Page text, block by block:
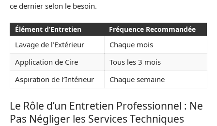
ce dernier selon le besoin.
Élément d’Entretien Fréquence Recommandée
Lavage de l’Extérieur
Chaque mois
Application de Cire
Tous les 3 mois
Aspiration de l’Intérieur
Chaque semaine
Le Rôle d’un Entretien Professionnel : Ne
Pas Négliger les Services Techniques